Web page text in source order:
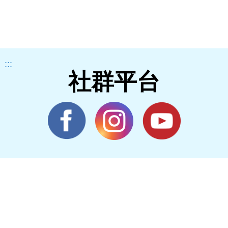
:::
社群平台